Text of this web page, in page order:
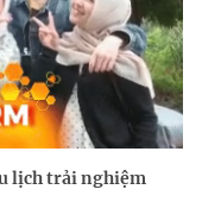
lịch trải nghiệm